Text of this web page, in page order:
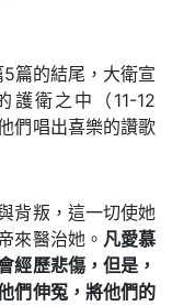
篇的結尾，大衛宣
護衛之中（11-12
們唱出喜樂的讚歌
背叛，這一切使她
來醫治她。 凡愛慕
經歷悲傷，但是，
們伸冤，將他們的